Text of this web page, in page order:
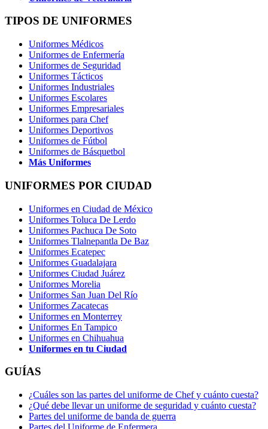
TIPOS DE UNIFORMES
Uniformes Médicos
Uniformes de Enfermería
Uniformes de Seguridad
Uniformes Tácticos
Uniformes Industriales
Uniformes Escolares
Uniformes Empresariales
Uniformes para Chef
Uniformes Deportivos
Uniformes de Fútbol
Uniformes de Básquetbol
Más Uniformes
UNIFORMES POR CIUDAD
Uniformes en Ciudad de México
Uniformes Toluca De Lerdo
Uniformes Pachuca De Soto
Uniformes Tlalnepantla De Baz
Uniformes Ecatepec
Uniformes Guadalajara
Uniformes Ciudad Juárez
Uniformes Morelia
Uniformes San Juan Del Río
Uniformes Zacatecas
Uniformes en Monterrey
Uniformes En Tampico
Uniformes en Chihuahua
Uniformes en tu Ciudad
GUÍAS
¿Cuáles son las partes del uniforme de Chef y cuánto cuesta?
¿Qué debe llevar un uniforme de seguridad y cuánto cuesta?
Partes del uniforme de banda de guerra
Partes del Uniforme de Enfermera